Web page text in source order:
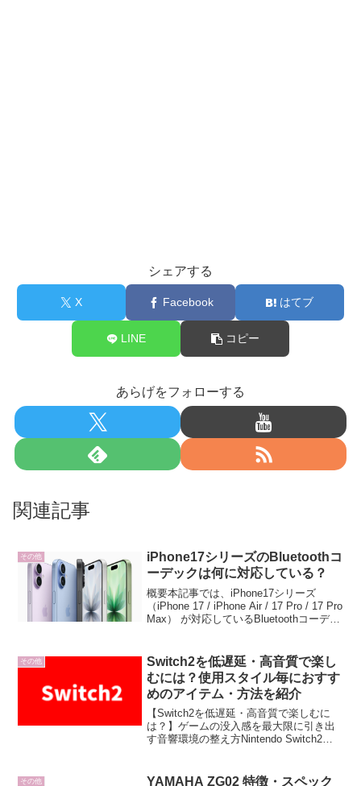
シェアする
X Facebook はてブ
LINE コピー
あらげをフォローする
関連記事
その他
iPhone17シリーズのBluetoothコ
ーデックは何に対応している？
概要本記事では、iPhone17シリーズ
（iPhone 17 / iPhone Air / 17 Pro / 17 Pro
Max） が対応しているBluetoothコーデッ
その他
Switch2を低遅延・高音質で楽し
むには？使用スタイル毎におすす
めのアイテム・方法を紹介
【Switch2を低遅延・高音質で楽しむに
は？】ゲームの没入感を最大限に引き出
す音響環境の整え方Nintendo Switch2で
でゲームを楽しむことがで...
その他
YAMAHA ZG02 特徴・スペック